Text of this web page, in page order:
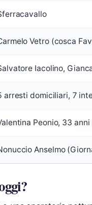
Vetro (cosca
Iacolino,
arresti domiciliari, 7
Peonio, 33 anni
Anselmo